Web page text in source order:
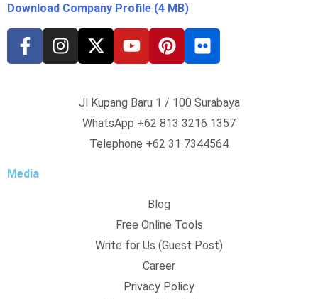
Download Company Profile (4 MB)
Jl Kupang Baru 1 / 100 Surabaya
WhatsApp +62 813 3216 1357
Telephone +62 31 7344564
Media
Blog
Free Online Tools
Write for Us (Guest Post)
Career
Privacy Policy